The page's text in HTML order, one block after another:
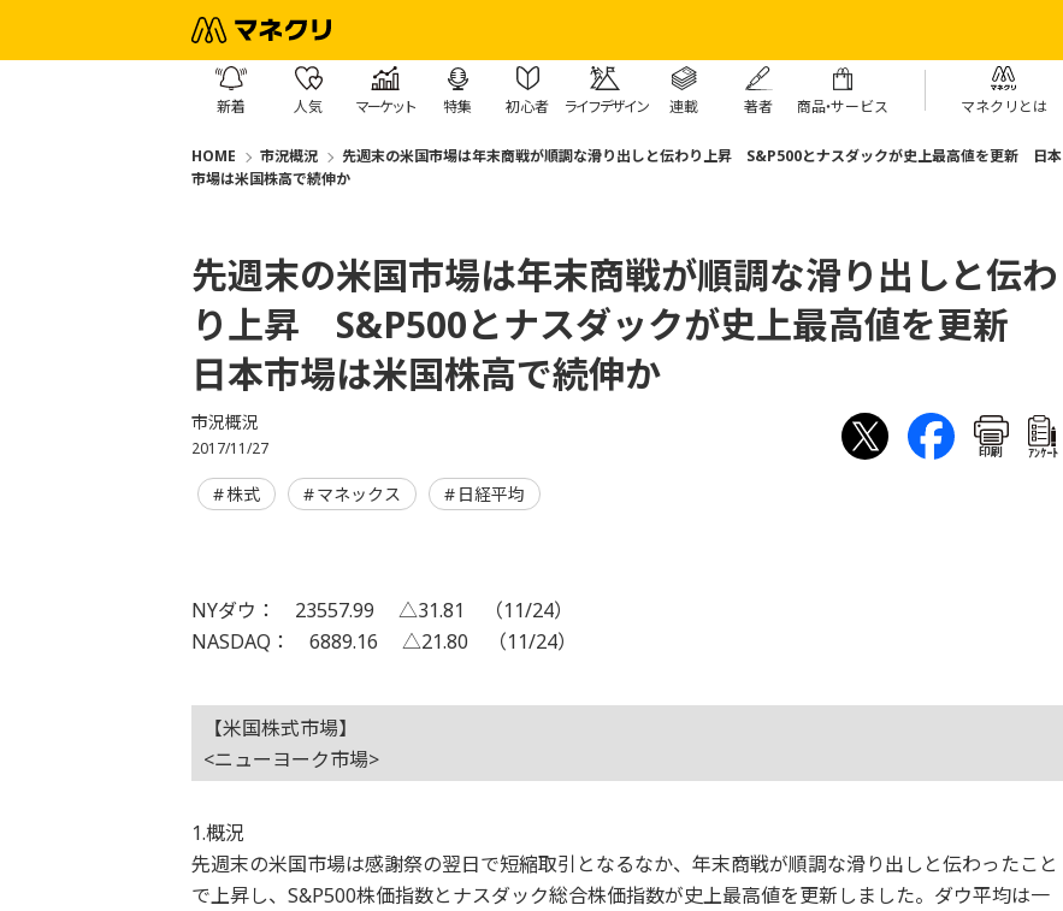
新着 人気 マーケット 特集 初心者 ライフデザイン 連載 著者 商品・サービス マネクリとは
HOME 市況概況
先週末の米国市場は年末商戦が順調な滑り出しと伝わり上昇 S&P500とナスダックが史上最高値を更新 日本
市場は米国株高で続伸か
先週末の米国市場は年末商戦が順調な滑り出しと伝わ
り上昇 S&P500とナスダックが史上最高値を更新
日本市場は米国株高で続伸か
市況概況
2017/11/27 印刷 ｱﾝｹｰﾄ
株式 マネックス 日経平均
NYダウ： 23557.99 △31.81 （11/24）
NASDAQ： 6889.16 △21.80 （11/24）
【米国株式市場】
<ニューヨーク市場>
1.概況
先週末の米国市場は感謝祭の翌日で短縮取引となるなか、年末商戦が順調な滑り出しと伝わったこと
で上昇し、S&P500株価指数とナスダック総合株価指数が史上最高値を更新しました。ダウ平均は一